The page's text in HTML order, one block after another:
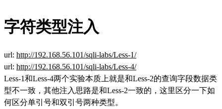
字符类型注入
url: http://192.168.56.101/sqli-labs/Less-1/
url: http://192.168.56.101/sqli-labs/Less-4/
Less-1和Less-4两个实验本质上就是和Less-2的查询字段数据类
型不一致，其他注入思路是和Less-2一致的，这里区分一下如
何区分单引号和双引号两种类型。